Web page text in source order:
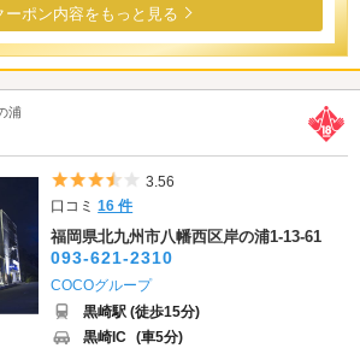
ーポン内容をもっと見る
浦
5つ星のうち3.5
3.56
口コミ16 件
福岡県北九州市八幡西区岸の浦1-13-61
093-621-2310
COCOグループ
黒崎駅 (徒歩15分)
黒崎IC (車5分)